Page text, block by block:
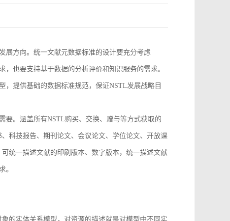
展方向。统一文献元数据标准的设计要充分考虑
也要支持基于数据的分析评价和知识服务的需求。
，提供基础的数据标准规范，保证NSTL发展战略目
要。涵盖所有NSTL购买、交换、赠与等方式获取的
科技报告、期刊论文、会议论文、学位论文、开放课
统一描述文献的印刷版本、数字版本，统一描述文献
。
的实体关系模型，对资源的描述就是对模型中不同实